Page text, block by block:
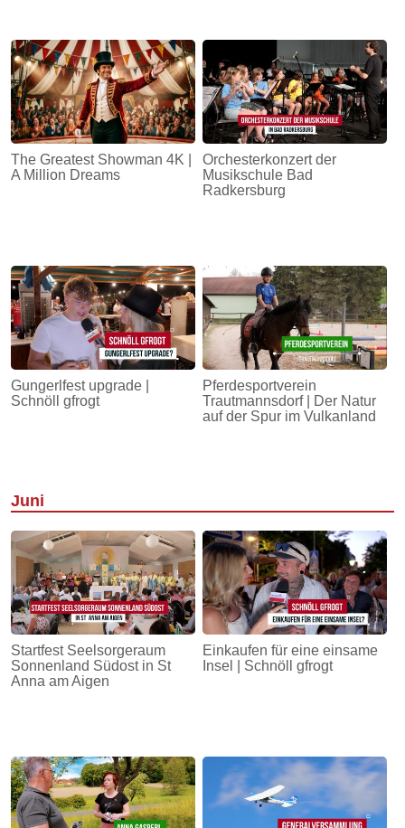
The Greatest Showman 4K |
A Million Dreams
Orchesterkonzert der
Musikschule Bad
Radkersburg
Gungerlfest upgrade |
Schnöll gfrogt
Pferdesportverein
Trautmannsdorf | Der Natur
auf der Spur im Vulkanland
Juni
Startfest Seelsorgeraum
Sonnenland Südost in St
Anna am Aigen
Einkaufen für eine einsame
Insel | Schnöll gfrogt